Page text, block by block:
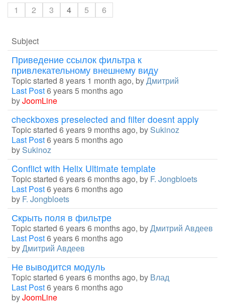
1 2 3 4 5 6
Subject
Приведение ссылок фильтра к
привлекательному внешнему виду
Topic started 8 years 1 month ago, byДмитрий
Last Post6 years 5 months ago
byJoomLine
checkboxes preselected and filter doesnt apply
Topic started 6 years 9 months ago, by Sukinoz
Last Post6 years 5 months ago
by Sukinoz
Conflict with Helix Ultimate template
Topic started 6 years 6 months ago, by F. Jongbloets
Last Post6 years 6 months ago
by F. Jongbloets
Скрыть поля в фильтре
Topic started 6 years 6 months ago, byДмитрий Авдеев
Last Post6 years 6 months ago
byДмитрий Авдеев
Не выводится модуль
Topic started 6 years 6 months ago, by Влад
Last Post6 years 6 months ago
byJoomLine